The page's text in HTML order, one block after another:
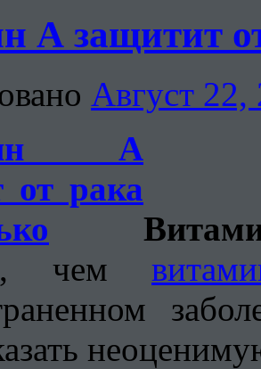
А защитит
Август 22,
чем